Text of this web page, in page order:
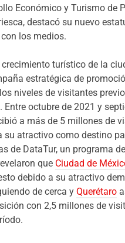
Económico y Turismo de
destacó su nuevo
los medios.
crecimiento turístico de la
estratégica de
niveles de visitantes
Entre octubre de 2021 y
a más de 5 millones de
su atractivo como destino
de DataTur, un programa
que Ciudad de
debido a su atractivo
de cerca y Querétaro
con 2,5 millones de